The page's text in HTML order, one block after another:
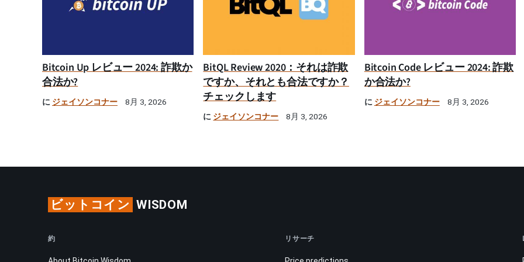
Bitcoin Up レビュー 2024: 詐欺か
合法か?
に ジェイソンコナー 8月 3, 2026
BitQL Review 2020：それは詐欺
ですか、それとも合法ですか？
チェックします
に ジェイソンコナー 8月 3, 2026
Bitcoin Code レビュー 2024: 詐欺
か合法か?
に ジェイソンコナー 8月 3, 2026
ビットコイン WISDOM
約 リサーチ